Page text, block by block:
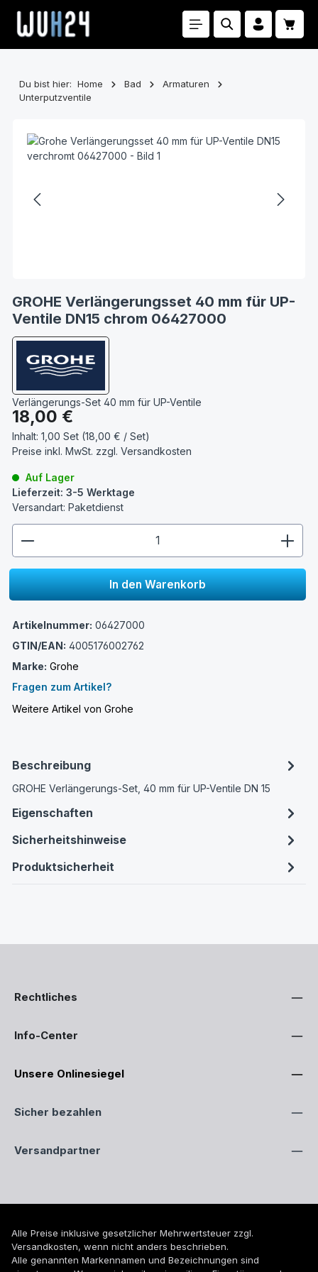
Zum Hauptinhalt springen
Du bist hier: Home Bad
Armaturen
Unterputzventile
GROHE Verlängerungsset 40 mm für UP-
Ventile DN15 chrom 06427000
Verlängerungs-Set 40 mm für UP-Ventile
Regulärer Preis:
18,00 €
Inhalt: 1,00 Set (18,00 € / Set)
Preise inkl. MwSt. zzgl. Versandkosten
Auf Lager
Lieferzeit: 3-5 Werktage
Versandart: Paketdienst
In den Warenkorb
Artikelnummer: 06427000
GTIN/EAN: 4005176002762
Marke: Grohe
Fragen zum Artikel?
Weitere Artikel von Grohe
Beschreibung
GROHE Verlängerungs-Set, 40 mm für UP-Ventile DN 15
Eigenschaften
Sicherheitshinweise
Produktsicherheit
Rechtliches
Info-Center
Unsere Onlinesiegel
Sicher bezahlen
Versandpartner
Alle Preise inklusive gesetzlicher Mehrwertsteuer zzgl.
Versandkosten, wenn nicht anders beschrieben.
Alle genannten Markennamen und Bezeichnungen sind